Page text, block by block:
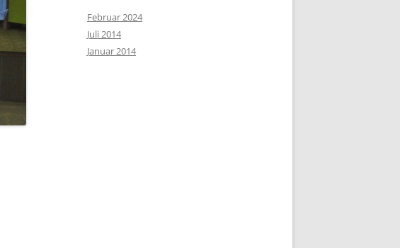
Februar 2024
Juli 2014
Januar 2014